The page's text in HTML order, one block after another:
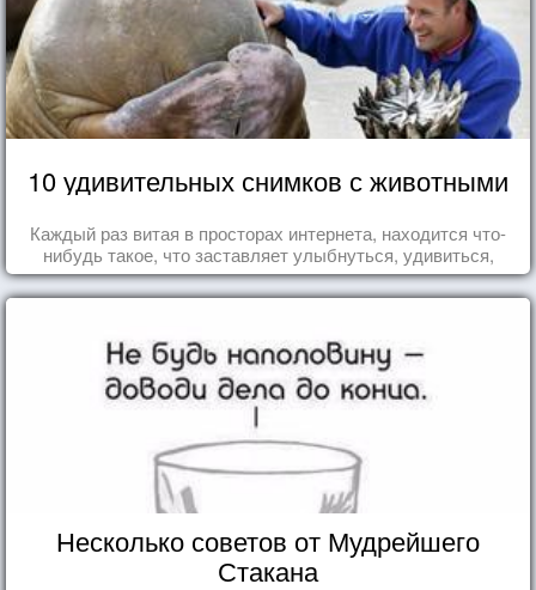
10 удивительных снимков с животными
Каждый раз витая в просторах интернета, находится что-
нибудь такое, что заставляет улыбнуться, удивиться,
восхититься...
Несколько советов от Мудрейшего
Стакана